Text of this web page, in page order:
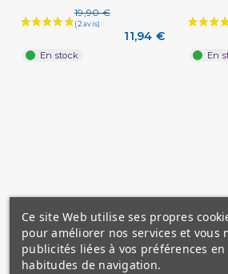
19,90 €
11,94 €
En stock En
Ce site Web utilise ses propres
pour améliorer nos services et vous
publicités liées à vos préférences en
habitudes de navigation.